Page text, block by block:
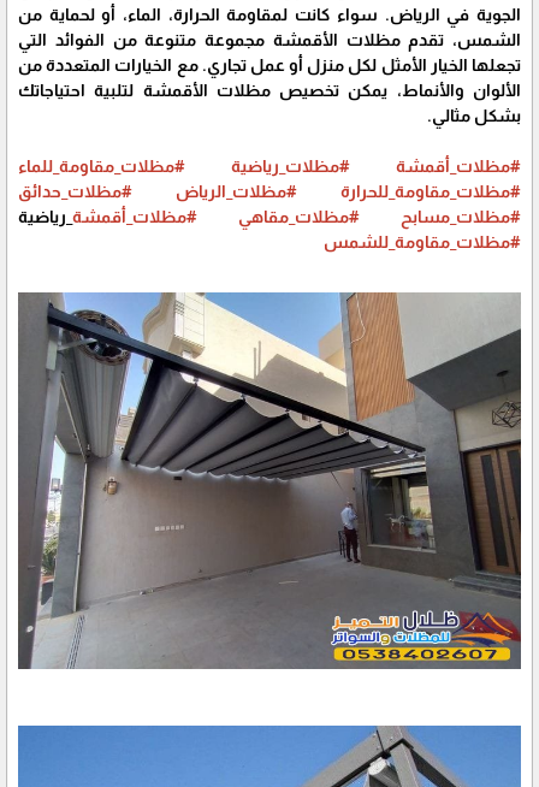
الجوية في الرياض. سواء كانت لمقاومة الحرارة، الماء، أو لحماية من
الشمس، تقدم مظلات الأقمشة مجموعة متنوعة من الفوائد التي
تجعلها الخيار الأمثل لكل منزل أو عمل تجاري. مع الخيارات المتعددة من
الألوان والأنماط، يمكن تخصيص مظلات الأقمشة لتلبية احتياجاتك
بشكل مثالي.
#مظلات_أقمشة #مظلات_رياضية
#مظلات_مقاومة_للماء
#مظلات_مقاومة_للحرارة
#مظلات_الرياض
#مظلات_حدائق
#مظلات_مسابح
#مظلات_مقاهي #مظلات_أقمشة _رياضية
#مظلات_مقاومة_للشمس